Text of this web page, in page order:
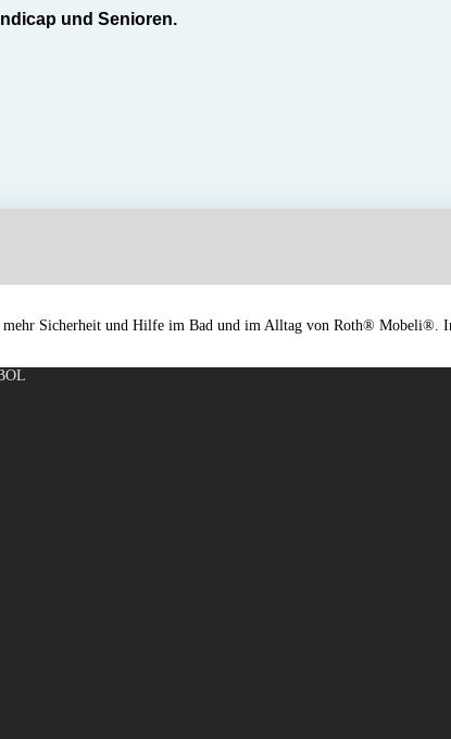
und Senioren.
Sicherheit und Hilfe im Bad und im Alltag von Roth® Mobeli®.